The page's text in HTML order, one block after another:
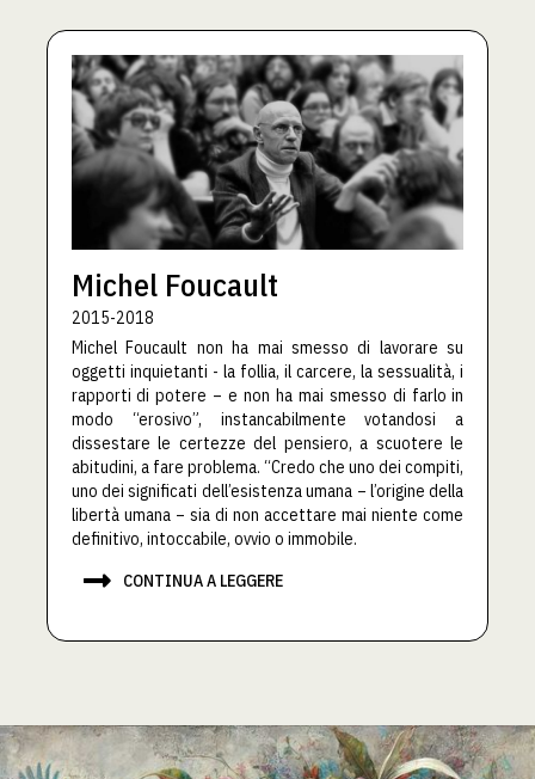
Michel Foucault
2015-2018
Michel Foucault non ha mai smesso di lavorare su
oggetti inquietanti - la follia, il carcere, la sessualità, i
rapporti di potere – e non ha mai smesso di farlo in
modo “erosivo”, instancabilmente votandosi a
dissestare le certezze del pensiero, a scuotere le
abitudini, a fare problema. “Credo che uno dei compiti,
uno dei significati dell’esistenza umana – l’origine della
libertà umana – sia di non accettare mai niente come
definitivo, intoccabile, ovvio o immobile.
 CONTINUA A LEGGERE